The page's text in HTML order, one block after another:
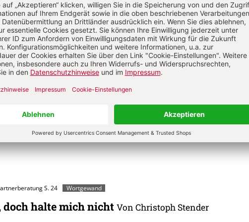
Anmelden
Stender
Rektor im Zentralkomitee der deutschen Katholiken, lebt in Bonn und Aachen.
Priesterweihe war er als Kaplan in der Eifel tätig und Religionslehrer am dortigen
Gymnasium. Seine studentischen Wurzeln hatte er in Paderborn und Frankfurt/M,
er Religionspädagogik, Philosophie und Theologie. Dem studentischen Leben
16 Jahre lang als Hochschulpfarrer an den Aachner Hochschulen verbunden.
S. 24 Wortgewand
doch halte mich nicht Von Christoph Stender